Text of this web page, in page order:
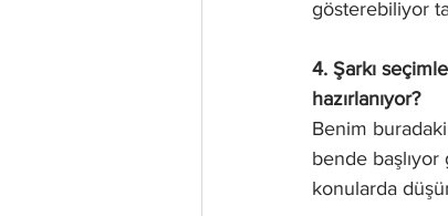
gösterebiliyor
4. Şarkı
hazırlanıyor?
Benim
bende
konularda